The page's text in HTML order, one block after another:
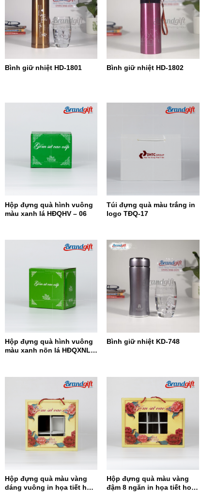
Bình giữ nhiệt HD-1801 Bình giữ nhiệt HD-1802
Hộp đựng quà hình vuông
màu xanh lá HĐQHV – 06
Túi đựng quà màu trắng in
logo TĐQ-17
Hộp đựng quà hình vuông
màu xanh nõn lá HĐQXNL –
Bình giữ nhiệt KD-748
Hộp đựng quà màu vàng
dáng vuông in họa tiết hoa
Hộp đựng quà màu vàng
đậm 8 ngăn in họa tiết hoa